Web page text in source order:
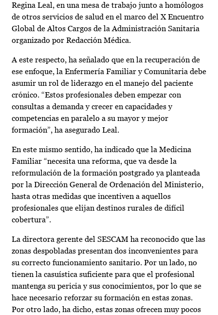
Regina Leal, en una mesa de trabajo junto a homólogos
de otros servicios de salud en el marco del X Encuentro
Global de Altos Cargos de la Administración Sanitaria
organizado por Redacción Médica.
A este respecto, ha señalado que en la recuperación de
ese enfoque, la Enfermería Familiar y Comunitaria debe
asumir un rol de liderazgo en el manejo del paciente
crónico. “Estos profesionales deben empezar con
consultas a demanda y crecer en capacidades y
competencias en paralelo a su mayor y mejor
formación”, ha asegurado Leal.
En este mismo sentido, ha indicado que la Medicina
Familiar “necesita una reforma, que va desde la
reformulación de la formación postgrado ya planteada
por la Dirección General de Ordenación del Ministerio,
hasta otras medidas que incentiven a aquellos
profesionales que elijan destinos rurales de difícil
cobertura”.
La directora gerente del SESCAM ha reconocido que las
zonas despobladas presentan dos inconvenientes para
su correcto funcionamiento sanitario. Por un lado, no
tienen la casuística suficiente para que el profesional
mantenga su pericia y sus conocimientos, por lo que se
hace necesario reforzar su formación en estas zonas.
Por otro lado, ha dicho, estas zonas ofrecen muy pocos